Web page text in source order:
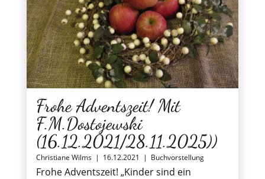
Frohe Adventszeit! Mit
F.M.Dostojewski
(16.12.2021/28.11.2025))
Christiane Wilms | 16.12.2021 | Buchvorstellung
Frohe Adventszeit! „Kinder sind ein